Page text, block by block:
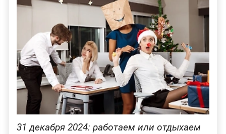
31 декабря 2024: работаем или отдыхаем